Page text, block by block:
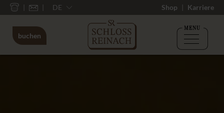
DE Shop Karriere
buchen
MENU